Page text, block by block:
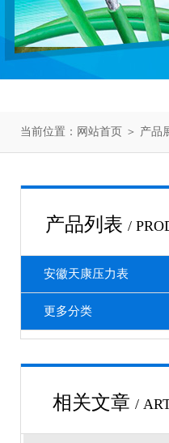
当前位置： 网站首页 ＞ 产品
产品列表 /
安徽天康压力表
更多分类
相关文章 /